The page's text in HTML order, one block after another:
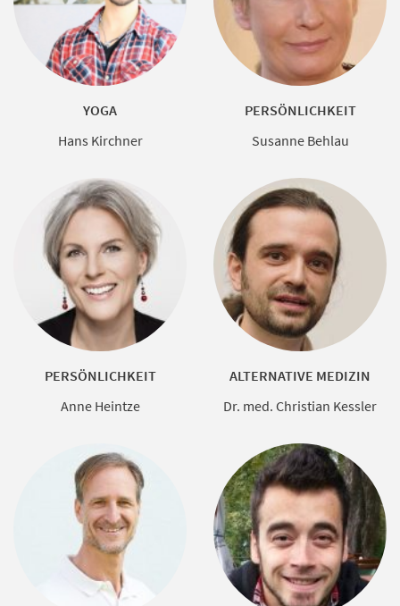
YOGA
Hans Kirchner
PERSÖNLICHKEIT
Susanne Behlau
PERSÖNLICHKEIT
Anne Heintze
ALTERNATIVE MEDIZIN
Dr. med. Christian Kessler